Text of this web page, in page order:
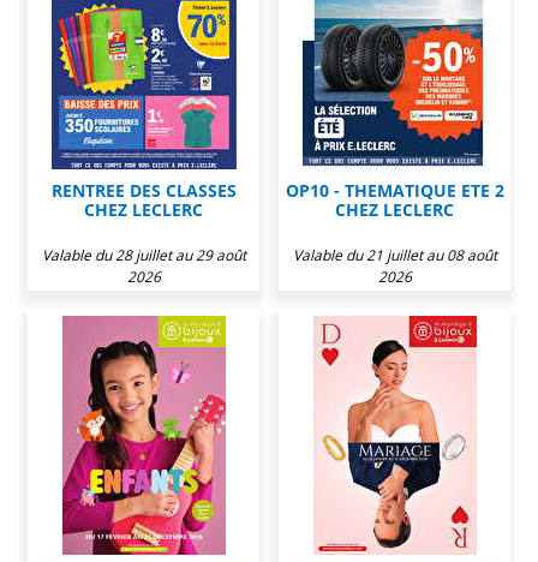
RENTREE DES CLASSES
CHEZ LECLERC
Valable du 28 juillet au 29 août
2026
OP10 - THEMATIQUE ETE 2
CHEZ LECLERC
Valable du 21 juillet au 08 août
2026